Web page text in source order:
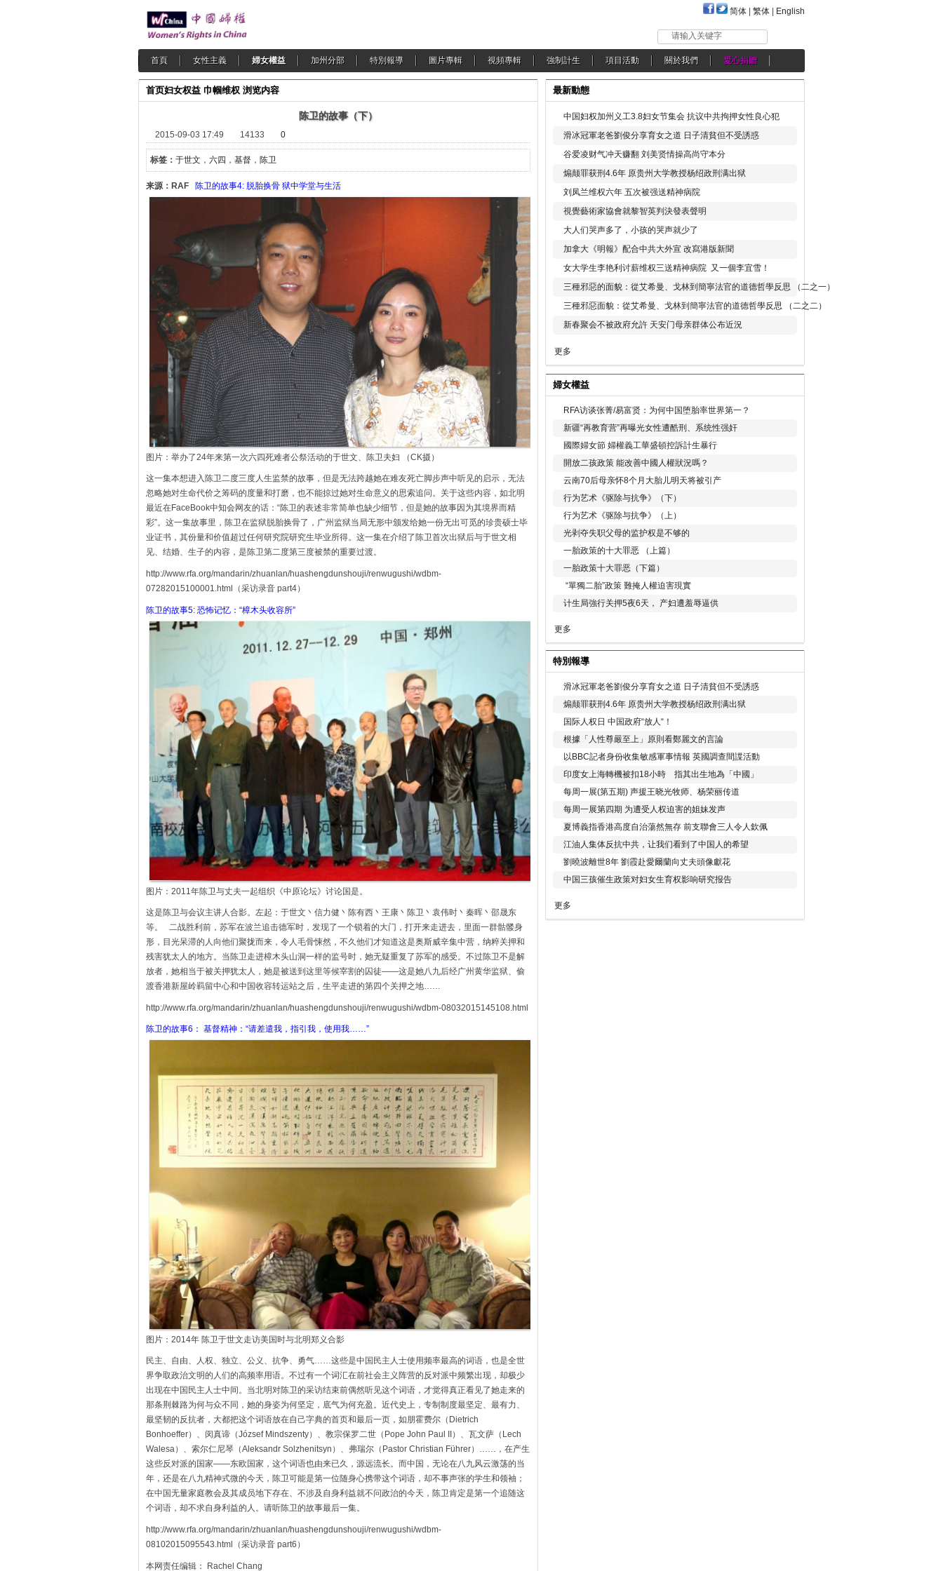
简体 繁体 English
请输入关键字
首頁 女性主義 婦女權益 加州分部 特別報導 圖片專輯 視頻專輯 強制計生 項目活動 關於我們 愛心捐贈
首页妇女权益 巾帼维权 浏览内容
陈卫的故事（下）
2015-09-03 17:49 14133 0
标签： 于世文 ， 六四 ， 基督 ， 陈卫
来源：RAF 陈卫的故事4: 脱胎换骨 狱中学堂与生活
图片：举办了24年来第一次六四死难者公祭活动的于世文、陈卫夫妇 （CK摄）
这一集本想进入陈卫二度三度人生监禁的故事，但是无法跨越她在难友死亡脚步声中听见的启示，无法
忽略她对生命代价之筹码的度量和打磨，也不能掠过她对生命意义的思索追问。关于这些内容，如北明
最近在FaceBook中知会网友的话：“陈卫的表述非常简单也缺少细节，但是她的故事因为其境界而精
彩”。这一集故事里，陈卫在监狱脱胎换骨了，广州监狱当局无形中颁发给她一份无出可觅的珍贵硕士毕
业证书，其份量和价值超过任何研究院研究生毕业所得。这一集在介绍了陈卫首次出狱后与于世文相
见、结婚、生子的内容，是陈卫第二度第三度被禁的重要过渡。
http://www.rfa.org/mandarin/zhuanlan/huashengdunshouji/renwugushi/wdbm-
07282015100001.html（采访录音 part4）
陈卫的故事5: 恐怖记忆：“樟木头收容所”
图片：2011年陈卫与丈夫一起组织《中原论坛》讨论国是。
这是陈卫与会议主讲人合影。左起：于世文丶信力健丶陈有西丶王康丶陈卫丶袁伟时丶秦晖丶邵晟东
等。 二战胜利前，苏军在波兰追击德军时，发现了一个锁着的大门，打开来走进去，里面一群骷髅身
形，目光呆滞的人向他们聚拢而来，令人毛骨悚然，不久他们才知道这是奥斯威辛集中营，纳粹关押和
残害犹太人的地方。当陈卫走进樟木头山洞一样的监号时，她无疑重复了苏军的感受。不过陈卫不是解
放者，她相当于被关押犹太人，她是被送到这里等候宰割的囚徒——这是她八九后经广州黄华监狱、偷
渡香港新屋岭羁留中心和中国收容转运站之后，生平走进的第四个关押之地……
http://www.rfa.org/mandarin/zhuanlan/huashengdunshouji/renwugushi/wdbm-08032015145108.html
陈卫的故事6： 基督精神：“请差遣我，指引我，使用我……”
图片：2014年 陈卫于世文走访美国时与北明郑义合影
民主、自由、人权、独立、公义、抗争、勇气……这些是中国民主人士使用频率最高的词语，也是全世
界争取政治文明的人们的高频率用语。不过有一个词汇在前社会主义阵营的反对派中频繁出现，却极少
出现在中国民主人士中间。当北明对陈卫的采访结束前偶然听见这个词语，才觉得真正看见了她走来的
那条荆棘路为何与众不同，她的身姿为何坚定，底气为何充盈。近代史上，专制制度最坚定、最有力、
最坚韧的反抗者，大都把这个词语放在自己字典的首页和最后一页，如朋霍费尔（Dietrich
Bonhoeffer）、闵真谛（József Mindszenty）、教宗保罗二世（Pope John Paul II）、瓦文萨（Lech
Walesa）、索尔仁尼琴（Aleksandr Solzhenitsyn）、弗瑞尔（Pastor Christian Führer）……，在产生
这些反对派的国家——东欧国家，这个词语也由来已久，源远流长。而中国，无论在八九风云激荡的当
年，还是在八九精神式微的今天，陈卫可能是第一位随身心携带这个词语，却不事声张的学生和领袖；
在中国无量家庭教会及其成员地下存在、不涉及自身利益就不问政治的今天，陈卫肯定是第一个追随这
个词语，却不求自身利益的人。请听陈卫的故事最后一集。
http://www.rfa.org/mandarin/zhuanlan/huashengdunshouji/renwugushi/wdbm-
08102015095543.html（采访录音 part6）
本网责任编辑： Rachel Chang
最新動態
中国妇权加州义工3.8妇女节集会 抗议中共拘押女性良心犯
滑冰冠軍老爸劉俊分享育女之道 日子清貧但不受誘惑
谷爱凌财气冲天赚翻 刘美贤情操高尚守本分
煽颠罪获刑4.6年 原贵州大学教授杨绍政刑满出狱
刘凤兰维权六年 五次被强送精神病院
視覺藝術家協會就黎智英判決發表聲明
大人们哭声多了，小孩的哭声就少了
加拿大《明報》配合中共大外宣 改寫港版新聞
女大学生李艳利讨薪维权三送精神病院 又一個李宜雪！
三種邪惡的面貌：從艾希曼、戈林到簡寧法官的道德哲學反思 （二之一）
三種邪惡面貌：從艾希曼、戈林到簡寧法官的道德哲學反思 （二之二）
新春聚会不被政府允許 天安门母亲群体公布近況
更多
婦女權益
RFA访谈张菁/易富贤：为何中国堕胎率世界第一？
新疆“再教育营”再曝光女性遭酷刑、系统性强奸
國際婦女節 婦權義工華盛頓控訴計生暴行
開放二孩政策 能改善中國人權狀況嗎？
云南70后母亲怀8个月大胎儿明天将被引产
行为艺术《驱除与抗争》（下）
行为艺术《驱除与抗争》（上）
光剥夺失职父母的监护权是不够的
一胎政策的十大罪恶 （上篇）
一胎政策十大罪恶（下篇）
“單獨二胎”政策 難掩人權迫害現實
计生局強行关押5夜6天， 产妇遭羞辱逼供
更多
特別報導
滑冰冠軍老爸劉俊分享育女之道 日子清貧但不受誘惑
煽颠罪获刑4.6年 原贵州大学教授杨绍政刑满出狱
国际人权日 中国政府“放人“！
根據「人性尊嚴至上」原則看鄭麗文的言論
以BBC記者身份收集敏感軍事情報 英國調查間諜活動
印度女上海轉機被扣18小時 指其出生地為「中國」
每周一展(第五期) 声援王晓光牧师、杨荣丽传道
每周一展第四期 为遭受人权迫害的姐妹发声
夏博義指香港高度自治蕩然無存 前支聯會三人令人欽佩
江油人集体反抗中共，让我们看到了中国人的希望
劉曉波離世8年 劉霞赴愛爾蘭向丈夫頭像獻花
中国三孩催生政策对妇女生育权影响研究报告
更多